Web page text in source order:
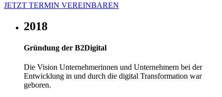
JETZT TERMIN VEREINBAREN
2018
Gründung der B2Digital
Die Vision Unternehmerinnen und Unternehmern bei der
Entwicklung in und durch die digital Transformation war
geboren.